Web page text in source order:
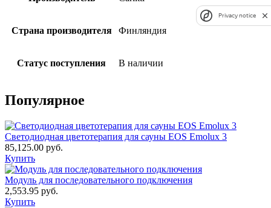
Страна производителя Финляндия
Статус поступления В наличии
Популярное
Светодиодная цветотерапия для сауны EOS Emolux 3
85,125.00 руб.
Купить
Модуль для последовательного подключения
2,553.95 руб.
Купить
Privacy notice